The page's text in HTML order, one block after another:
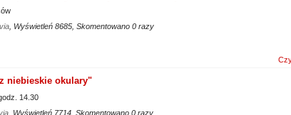
, Wyświetleń 8685, Skomentowano 0 razy
niebieskie okulary"
14.30
, Wyświetleń 7714, Skomentowano 0 razy